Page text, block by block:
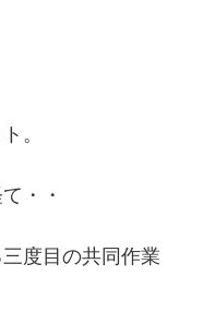
。
・・
度目の共同作業